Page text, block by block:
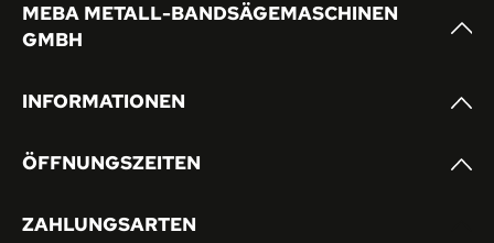
MEBA METALL-BANDSÄGEMASCHINEN
GMBH
INFORMATIONEN
ÖFFNUNGSZEITEN
ZAHLUNGSARTEN